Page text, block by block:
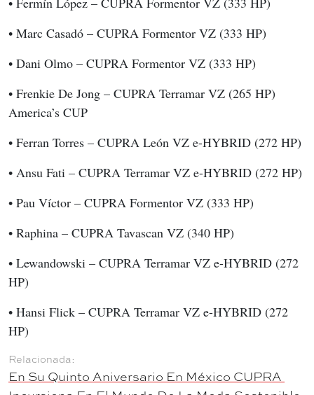
• Marc Casadó – CUPRA Formentor VZ (333 HP)
• Dani Olmo – CUPRA Formentor VZ (333 HP)
• Frenkie De Jong – CUPRA Terramar VZ (265 HP)
America’s CUP
• Ferran Torres – CUPRA León VZ e-HYBRID (272 HP)
• Ansu Fati – CUPRA Terramar VZ e-HYBRID (272 HP)
• Pau Víctor – CUPRA Formentor VZ (333 HP)
• Raphina – CUPRA Tavascan VZ (340 HP)
• Lewandowski – CUPRA Terramar VZ e-HYBRID (272
HP)
• Hansi Flick – CUPRA Terramar VZ e-HYBRID (272
HP)
En Su Quinto Aniversario En México CUPRA